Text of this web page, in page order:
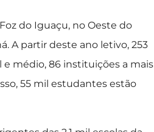
do Iguaçu, no Oeste do
A partir deste ano letivo, 253
médio, 86 instituições a mais
55 mil estudantes estão